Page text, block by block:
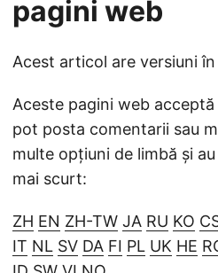
pagini web
Acest articol are versiuni
Aceste pagini web
pot posta comentarii sau
multe opțiuni de limbă și
mai scurt:
ZH EN ZH-TW JA RU KO
IT NL SV DA FI PL UK HE